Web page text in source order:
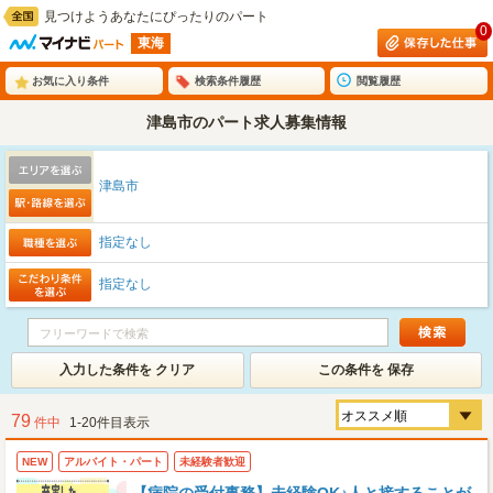
見つけようあなたにぴったりのパート
東海
0
お気に入り条件 検索条件履歴 閲覧履歴
津島市のパート求人募集情報
津島市
指定なし
指定なし
入力した条件を クリア この条件を 保存
79 件中 1-20件目表示
NEW アルバイト・パート 未経験者歓迎